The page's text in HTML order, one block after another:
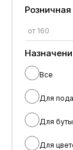
Все
Для
Для
Для